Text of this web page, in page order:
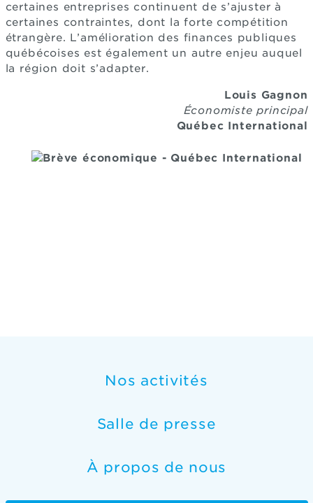
certaines entreprises continuent de s’ajuster à
certaines contraintes, dont la forte compétition
étrangère. L’amélioration des finances publiques
québécoises est également un autre enjeu auquel
la région doit s’adapter.
Louis Gagnon
Économiste principal
Québec International
Nos activités
Salle de presse
À propos de nous